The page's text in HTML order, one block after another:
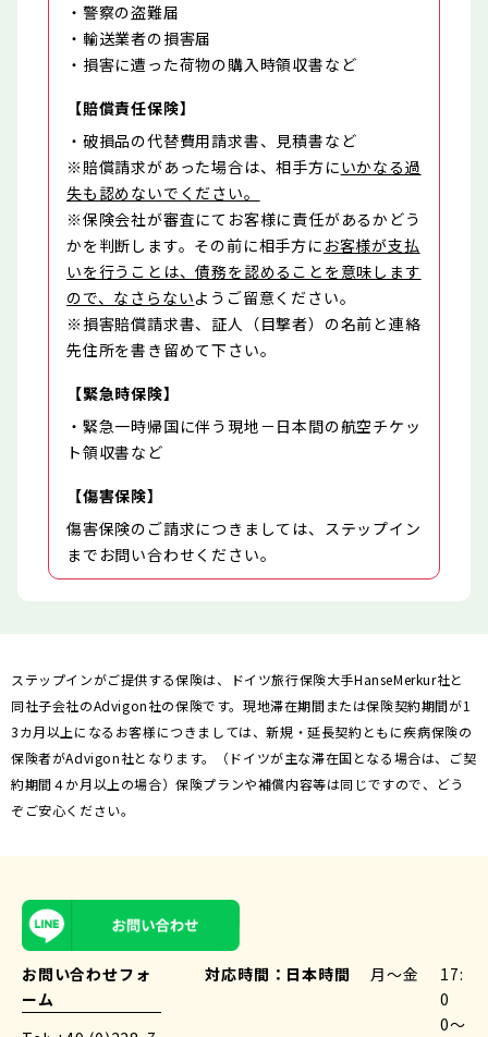
・警察の盗難届
・輸送業者の損害届
・損害に遭った荷物の購入時領収書など
【賠償責任保険】
・破損品の代替費用請求書、見積書など
※賠償請求があった場合は、相手方にいかなる過
失も認めないでください。
※保険会社が審査にてお客様に責任があるかどう
かを判断します。その前に相手方に お客様が支払
いを行うことは、債務を認めることを意味します
ので、なさらないようご留意ください。
※損害賠償請求書、証人（目撃者）の名前と連絡
先住所を書き留めて下さい。
【緊急時保険】
・緊急一時帰国に伴う現地－日本間の航空チケッ
ト領収書など
【傷害保険】
傷害保険のご請求につきましては、ステップイン
までお問い合わせください。
ステップインがご提供する保険は、ドイツ旅行保険大手HanseMerkur社と
同社子会社のAdvigon社の保険です。現地滞在期間または保険契約期間が1
3カ月以上になるお客様につきましては、新規・延長契約ともに疾病保険の
保険者がAdvigon社となります。（ドイツが主な滞在国となる場合は、ご契
約期間４か月以上の場合）保険プランや補償内容等は同じですので、どう
ぞご安心ください。
お問い合わせフォ
ーム
対応時間： 日本時間 月〜金
17:
0
0〜